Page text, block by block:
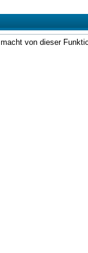
von dieser